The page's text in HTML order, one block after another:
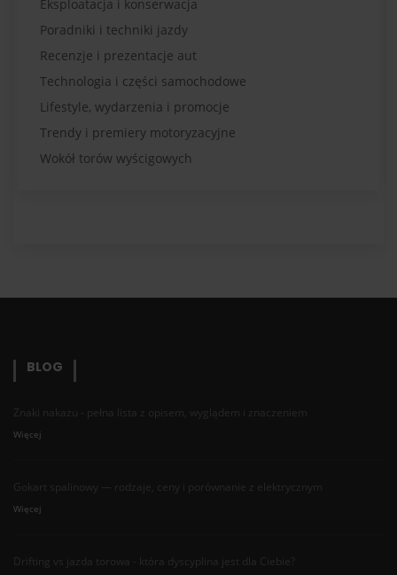
Eksploatacja i konserwacja
Poradniki i techniki jazdy
Recenzje i prezentacje aut
Technologia i części samochodowe
Lifestyle, wydarzenia i promocje
Trendy i premiery motoryzacyjne
Wokół torów wyścigowych
BLOG
Znaki nakazu - pełna lista z opisem, wyglądem i znaczeniem
Więcej
Gokart spalinowy — rodzaje, ceny i porównanie z elektrycznym
Więcej
Drifting vs jazda torowa - która dyscyplina jest dla Ciebie?